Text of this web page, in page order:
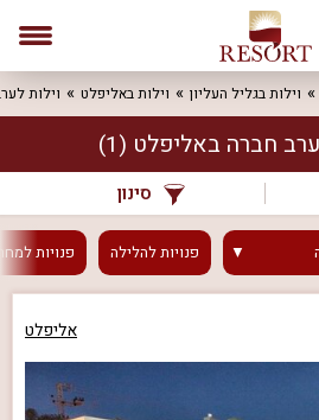
וילות בגליל העליון וילות באליפלט וילות
חברה באליפלט (1)
סינון
פנויותלהלילה פנויות
אליפלט